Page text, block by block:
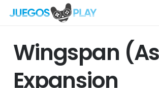
Wingspan
Expansion